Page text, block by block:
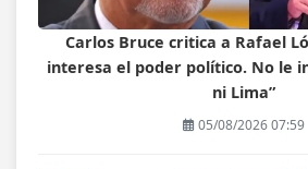
Carlos Bruce critica a Rafael
interesa el poder político. No le
ni Lima”
05/08/2026 07:59